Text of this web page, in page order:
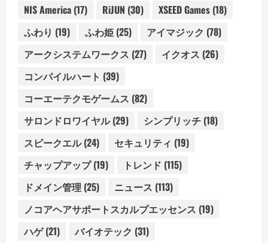
NIS America (17) RiJUN (30) XSEED Games (18)
ふわり (19) ふわ姫 (25) アイマジック (78)
アークシステムワークス (27) イクオス (26)
コンパイルハート (39)
コーエーテクモゲームス (82)
サロンドロワイヤル(29) シンプリッチ (18)
スピークエル(24) セキュリティ (19)
チャップアップ(19) トレンド (115)
ドメイン管理 (25) ニュース (113)
ノコアヘアサポートスカルプエッセンス (19)
ハゲ(21) バイオテック (31)